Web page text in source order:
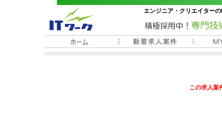
エンジニア・クリエイター
常時3000件以上の求人情報
この求人案